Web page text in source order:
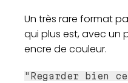
Un très rare format
qui plus est, avec un
encre de couleur.
"Regarder bien